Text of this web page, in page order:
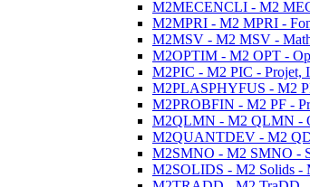
M2MECENCLI - M2
M2MPRI - M2 MPRI -
M2MSV - M2 MSV -
M2OPTIM - M2 OPT -
M2PIC - M2 PIC - Projet,
M2PLASPHYFUS - M2
M2PROBFIN - M2 PF -
M2QLMN - M2 QLMN -
M2QUANTDEV - M2
M2SMNO - M2 SMNO -
M2SOLIDS - M2 Solids -